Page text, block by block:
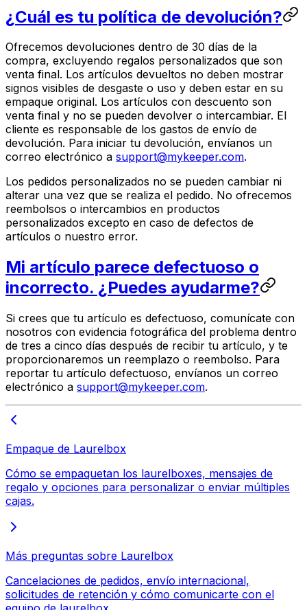
¿Cuál es tu política de devolución?
Ofrecemos devoluciones dentro de 30 días de la
compra, excluyendo regalos personalizados que son
venta final. Los artículos devueltos no deben mostrar
signos visibles de desgaste o uso y deben estar en su
empaque original. Los artículos con descuento son
venta final y no se pueden devolver o intercambiar. El
cliente es responsable de los gastos de envío de
devolución. Para iniciar tu devolución, envíanos un
correo electrónico a support@mykeeper.com.
Los pedidos personalizados no se pueden cambiar ni
alterar una vez que se realiza el pedido. No ofrecemos
reembolsos o intercambios en productos
personalizados excepto en caso de defectos de
artículos o nuestro error.
Mi artículo parece defectuoso o
incorrecto. ¿Puedes ayudarme?
Si crees que tu artículo es defectuoso, comunícate con
nosotros con evidencia fotográfica del problema dentro
de tres a cinco días después de recibir tu artículo, y te
proporcionaremos un reemplazo o reembolso. Para
reportar tu artículo defectuoso, envíanos un correo
electrónico a support@mykeeper.com.
Empaque de Laurelbox
Cómo se empaquetan los laurelboxes, mensajes de
regalo y opciones para personalizar o enviar múltiples
cajas.
Más preguntas sobre Laurelbox
Cancelaciones de pedidos, envío internacional,
solicitudes de retención y cómo comunicarte con el